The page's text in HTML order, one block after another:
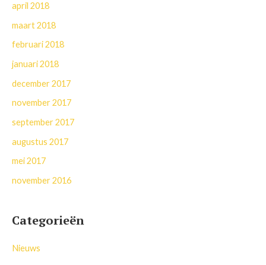
april 2018
maart 2018
februari 2018
januari 2018
december 2017
november 2017
september 2017
augustus 2017
mei 2017
november 2016
Categorieën
Nieuws